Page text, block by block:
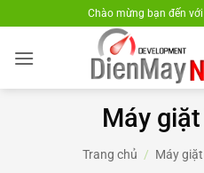
qua
nội
Chào mừng bạn đến
Máy
Trang chủ / Máy giặt